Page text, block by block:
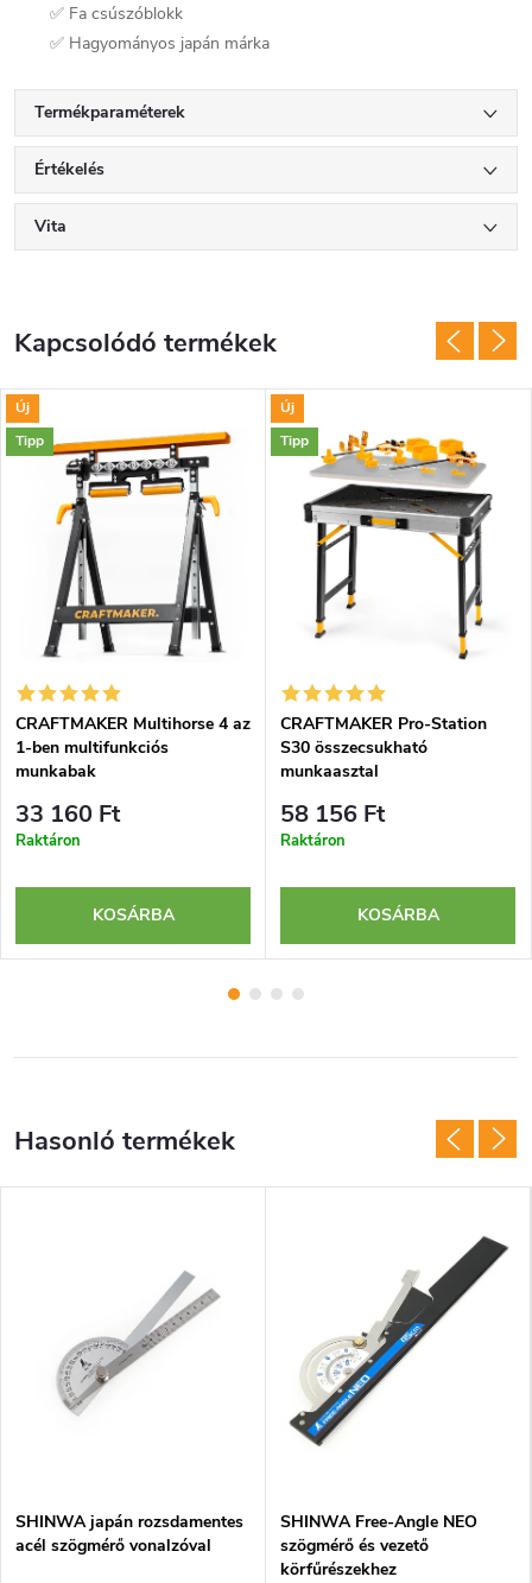
✅ Fa csúszóblokk
✅ Hagyományos japán márka
Termékparaméterek
Értékelés
Vita
Kapcsolódó termékek
Új
Tipp
CRAFTMAKER Multihorse 4 az
1-ben multifunkciós
munkabak
33 160 Ft
Raktáron
KOSÁRBA
Új
Tipp
CRAFTMAKER Pro-Station
S30 összecsukható
munkaasztal
58 156 Ft
Raktáron
KOSÁRBA
SHINWA japán rozsdamentes
acél szögmérő vonalzóval
SHINWA Free-Angle NEO
szögmérő és vezető
körfűrészekhez